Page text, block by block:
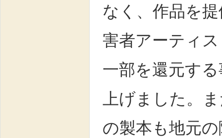
なく、作品を
害者アーティ
一部を還元す
上げました。
の製本も地元